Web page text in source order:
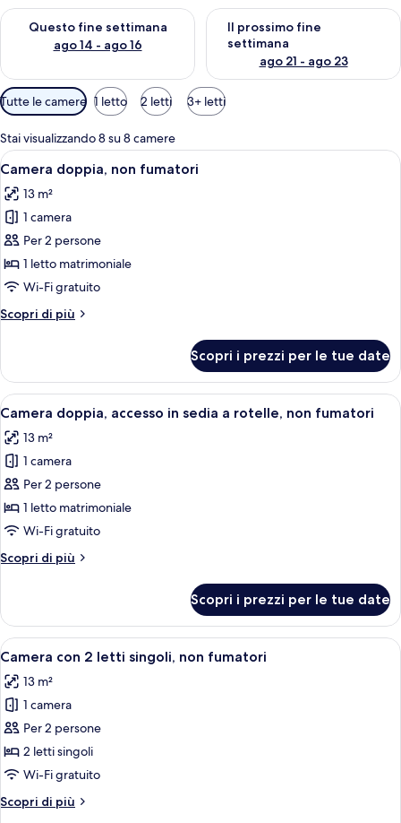
Questo fine settimana
ago 14 - ago 16
Verifica la disponibilità per questo fine settimana, ago 14 -
Il prossimo fine
settimana
ago 21 - ago 23
Verifica la disponibilità per il
Filtri
disponibili
per
le
camere
Tutte le camere 1 letto 2 letti 3+ letti
Stai visualizzando 8 su 8 camere
Apri
tutte
le
foto
per
Camera
doppia,
fumatori
Una camera d'albergo con un letto
9
Camera doppia, non fumatori
13 m²
1 camera
Per 2 persone
1 letto matrimoniale
Wi-Fi gratuito
Scopri di più
Altri
doppia,
non
fumatori
Scopri i prezzi per le tue date
Apri
tutte
le
foto
per
Camera
doppia,
in
rotelle,
non
fumatori
Una camera d'albergo con un letto,
10
Camera doppia, accesso in sedia a rotelle, non fumatori
13 m²
1 camera
Per 2 persone
1 letto matrimoniale
Wi-Fi gratuito
Scopri di più
Altri
doppia,
accesso
in
a
rotelle,
non
fumatori
Scopri i prezzi per le tue date
Apri
tutte
le
foto
per
Camera
con
letti
Una camera d'albergo con due letti,
9
Camera con 2 letti singoli, non fumatori
13 m²
1 camera
Per 2 persone
2 letti singoli
Wi-Fi gratuito
Scopri di più
Altri